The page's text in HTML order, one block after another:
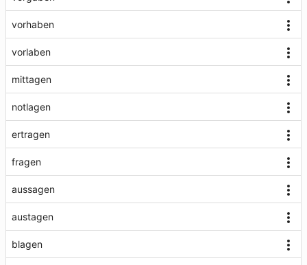
vorhaben
vorlaben
mittagen
notlagen
ertragen
fragen
aussagen
austagen
blagen